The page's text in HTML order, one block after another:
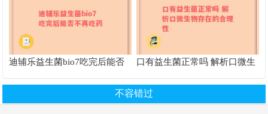
迪辅乐益生菌bio7吃完后能否
口有益生菌正常吗 解析口微生
不容错过